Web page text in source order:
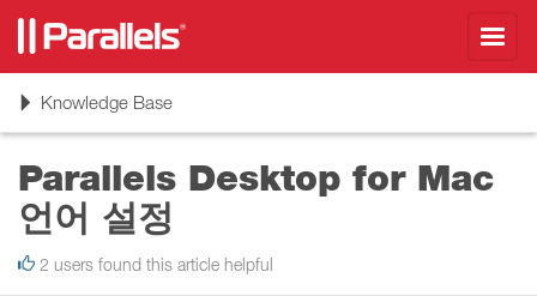
ToggleKnowledge Base
Parallels Desktop for Mac
언어 설정
2 users found this article helpful